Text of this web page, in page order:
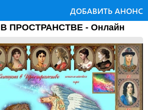
ДОБАВИТЬ АНОНС
ПРОСТРАНСТВЕ - Онлайн